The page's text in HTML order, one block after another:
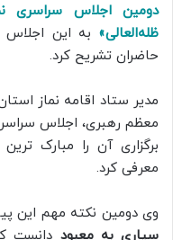
دومین اجلاس سراسری
ظله‌العالی» به این اجلاس
حاضران تشریح کرد.
مدیر ستاد اقامه نماز
معظم رهبری، اجلاس
برگزاری آن را مبارک
معرفی کرد.
وی دومین نکته مهم این
سپاری به معبود دانست